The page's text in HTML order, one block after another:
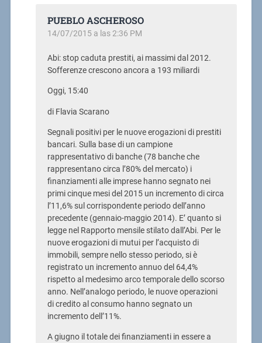
PUEBLO ASCHEROSO
14/07/2015 a las 2:36 PM
Abi: stop caduta prestiti, ai massimi dal 2012.
Sofferenze crescono ancora a 193 miliardi
Oggi, 15:40
di Flavia Scarano
Segnali positivi per le nuove erogazioni di prestiti
bancari. Sulla base di un campione
rappresentativo di banche (78 banche che
rappresentano circa l’80% del mercato) i
finanziamenti alle imprese hanno segnato nei
primi cinque mesi del 2015 un incremento di circa
l’11,6% sul corrispondente periodo dell’anno
precedente (gennaio-maggio 2014). E’ quanto si
legge nel Rapporto mensile stilato dall’Abi. Per le
nuove erogazioni di mutui per l’acquisto di
immobili, sempre nello stesso periodo, si è
registrato un incremento annuo del 64,4%
rispetto al medesimo arco temporale dello scorso
anno. Nell’analogo periodo, le nuove operazioni
di credito al consumo hanno segnato un
incremento dell’11%.
A giugno il totale dei finanziamenti in essere a